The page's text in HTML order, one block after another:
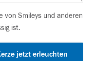
von Smileys und anderen
ist.
jetzt erleuchten